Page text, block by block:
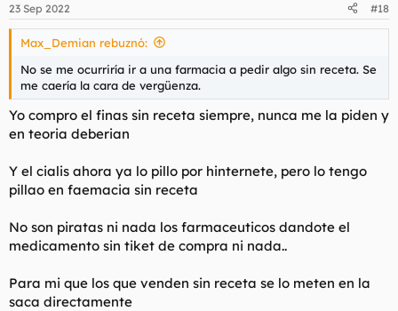
e
s
23 Sep 2022 #18
Max_Demian rebuznó:
No se me ocurriría ir a una farmacia a pedir algo sin receta. Se
me caería la cara de vergüenza.
Yo compro el finas sin receta siempre, nunca me la piden y
en teoria deberian
Y el cialis ahora ya lo pillo por hinternete, pero lo tengo
pillao en faemacia sin receta
No son piratas ni nada los farmaceuticos dandote el
medicamento sin tiket de compra ni nada..
Para mi que los que venden sin receta se lo meten en la
saca directamente